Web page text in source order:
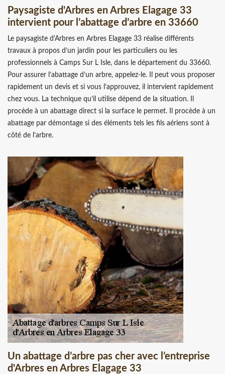
Paysagiste d'Arbres en Arbres Elagage 33
intervient pour l’abattage d’arbre en 33660
Le paysagiste d'Arbres en Arbres Elagage 33 réalise différents
travaux à propos d’un jardin pour les particuliers ou les
professionnels à Camps Sur L Isle, dans le département du 33660.
Pour assurer l’abattage d’un arbre, appelez-le. Il peut vous proposer
rapidement un devis et si vous l’approuvez, il intervient rapidement
chez vous. La technique qu’il utilise dépend de la situation. Il
procède à un abattage direct si la surface le permet. Il procède à un
abattage par démontage si des éléments tels les fils aériens sont à
côté de l’arbre.
Un abattage d’arbre pas cher avec l’entreprise
d'Arbres en Arbres Elagage 33